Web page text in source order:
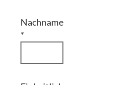
Nachname
*